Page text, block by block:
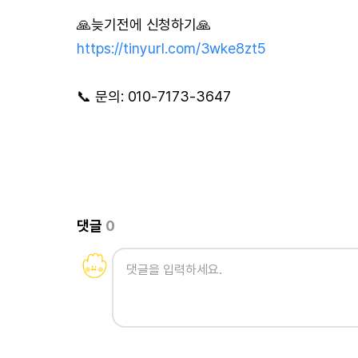
🙏늦기전에 신청하기🙏
https://tinyurl.com/3wke8zt5
📞 문의: 010-7173-3647
댓글 0